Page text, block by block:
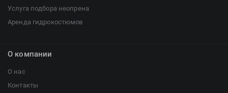
Услуга подбора неопрена
Аренда гидрокостюмов
О компании
О нас
Контакты